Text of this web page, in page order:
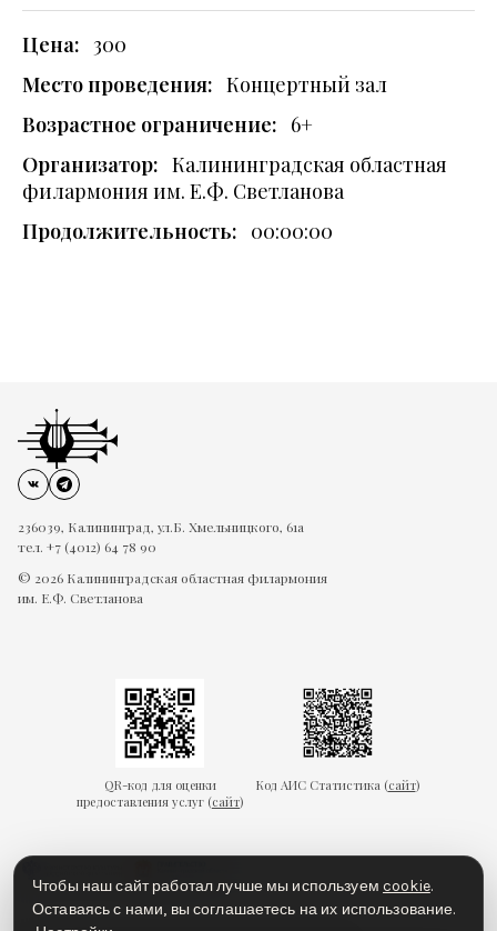
Цена: 300
Место проведения: Концертный зал
Возрастное ограничение: 6+
Организатор: Калининградская областная
филармония им. Е.Ф. Светланова
Продолжительность: 00:00:00
236039, Калининград, ул.Б. Хмельницкого, 61а
тел. +7 (4012) 64 78 90
© 2026 Калининградская областная филармония
им. Е.Ф. Светланова
QR-код для оценки
предоставления услуг (сайт)
Код АИС Статистика (сайт)
Чтобы наш сайт работал лучше мы используемcookie.
Оставаясь с нами, вы соглашаетесь на их использование.